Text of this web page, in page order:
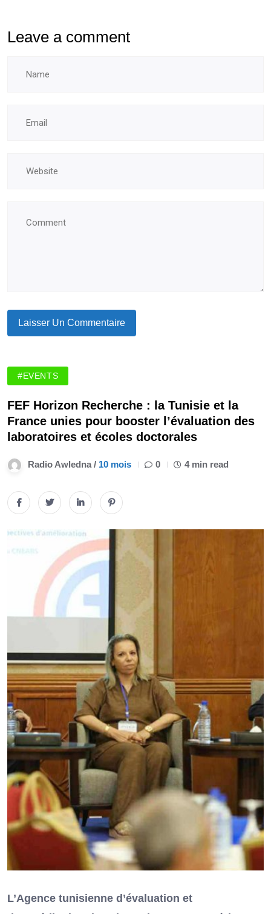
Leave a comment
#EVENTS
FEF Horizon Recherche : la Tunisie et la
France unies pour booster l’évaluation des
laboratoires et écoles doctorales
Radio Awledna / 10 mois 0 4 min read
L’Agence tunisienne d’évaluation et